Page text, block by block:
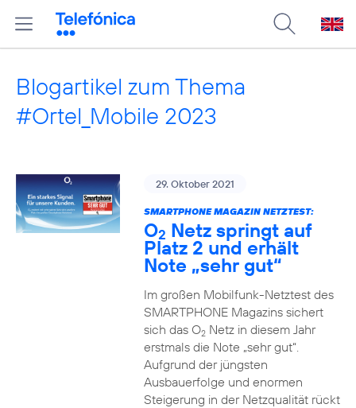
Blogartikel zum Thema
#Ortel_Mobile 2023
29. Oktober 2021
SMARTPHONE MAGAZIN NETZTEST:
O2 Netz springt auf
Platz 2 und erhält
Note „sehr gut“
Im großen Mobilfunk-Netztest des
SMARTPHONE Magazins sichert
sich das O2Netz in diesem Jahr
erstmals die Note „sehr gut“.
Aufgrund der jüngsten
Ausbauerfolge und enormen
Steigerung in der Netzqualität rückt